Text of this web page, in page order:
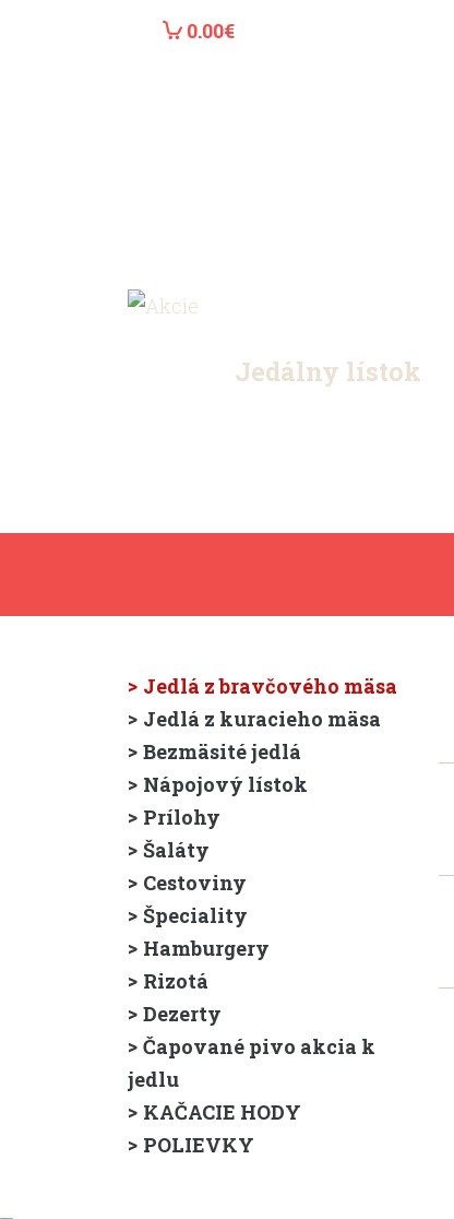
0.00€
Jedálny lístok
Jedlá z bravčového mäsa
Jedlá z kuracieho mäsa
Bezmäsité jedlá
Nápojový lístok
Prílohy
Šaláty
Cestoviny
Špeciality
Hamburgery
Rizotá
Dezerty
Čapované pivo akcia k
jedlu
KAČACIE HODY
POLIEVKY